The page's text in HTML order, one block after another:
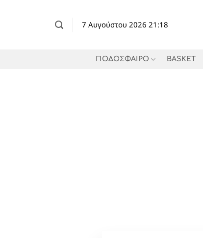
7 Αυγούστου 2026 21:18
ΠΟΔΟΣΦΑΙΡΟ BASKET